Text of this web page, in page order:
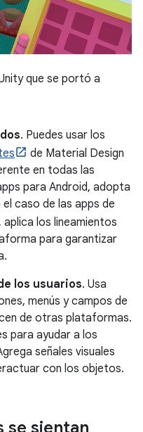
que se portó a
. Puedes usar los
de Material Design
en todas las
para Android, adopta
caso de las apps de
, aplica los lineamientos
para garantizar
los usuarios. Usa
menús y campos de
de otras plataformas.
para ayudar a los
señales visuales
con los objetos.
se sientan